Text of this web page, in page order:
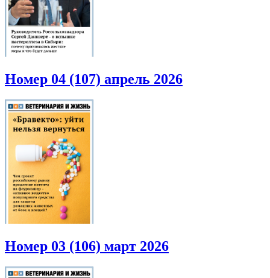
Номер 04 (107) апрель 2026
Номер 03 (106) март 2026